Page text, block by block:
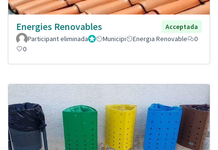
Energies Renovables
Acceptada
Participant eliminadaAdministrador
Municipi Energia Renovable
0
0